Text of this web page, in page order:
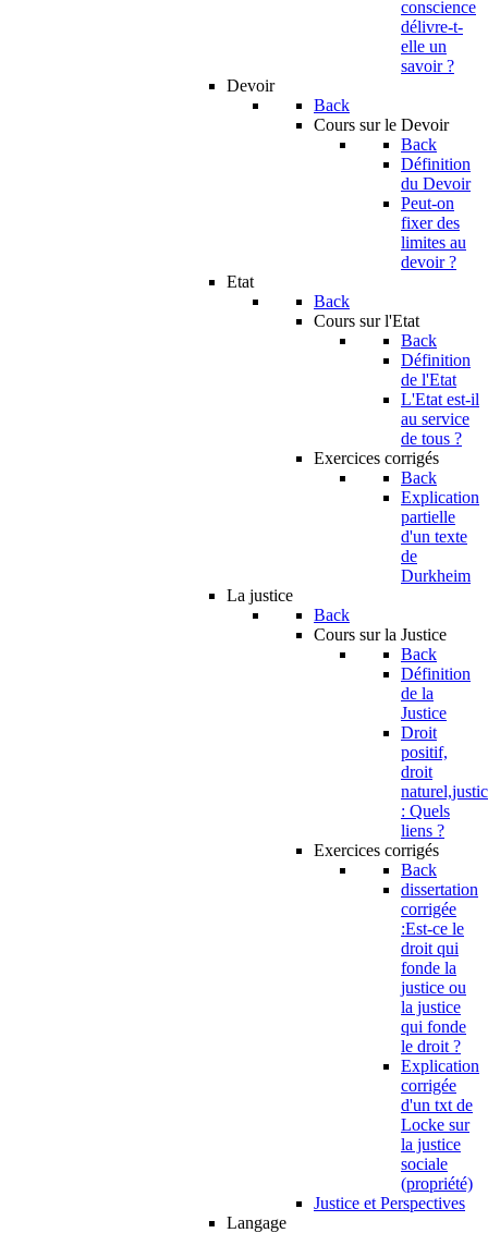
conscience
délivre-t-
elle un
savoir ?
Devoir
Back
Cours sur le Devoir
Back
Définition
du Devoir
Peut-on
fixer des
limites au
devoir ?
Etat
Back
Cours sur l'Etat
Back
Définition
de l'Etat
L'Etat est-il
au service
de tous ?
Exercices corrigés
Back
Explication
partielle
d'un texte
de
Durkheim
La justice
Back
Cours sur la Justice
Back
Définition
de la
Justice
Droit
positif,
droit
: Quels
liens ?
Exercices corrigés
Back
dissertation
corrigée
:Est-ce le
droit qui
fonde la
justice ou
la justice
qui fonde
le droit ?
Explication
corrigée
d'un txt de
Locke sur
la justice
sociale
(propriété)
Justice et Perspectives
Langage